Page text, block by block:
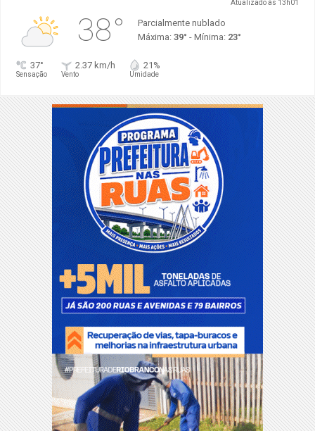
Atualizado às 13h01
38°
Parcialmente nublado
Máxima: 39° - Mínima: 23°
37°
Sensação
2.37 km/h
Vento
21%
Umidade